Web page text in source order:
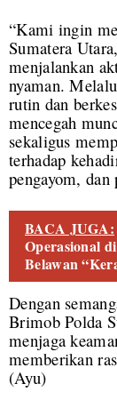
“Kami ingin
Sumatera
menjalankan
nyaman.
rutin dan
mencegah
sekaligus
terhadap
pengayom, dan
BACA JUGA:
Operasional
Belawan
Dengan
Brimob Polda
menjaga
memberikan
(Ayu)